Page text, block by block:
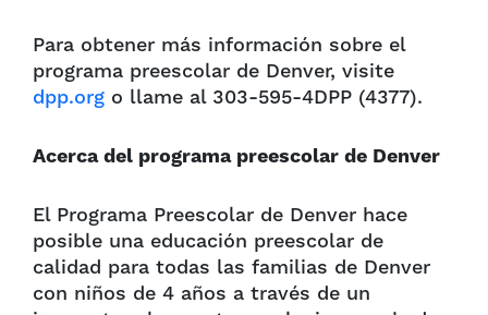
Para obtener más información sobre el
programa preescolar de Denver, visite
dpp.org o llame al 303-595-4DPP (4377).
Acerca del programa preescolar de Denver
El Programa Preescolar de Denver hace
posible una educación preescolar de
calidad para todas las familias de Denver
con niños de 4 años a través de un